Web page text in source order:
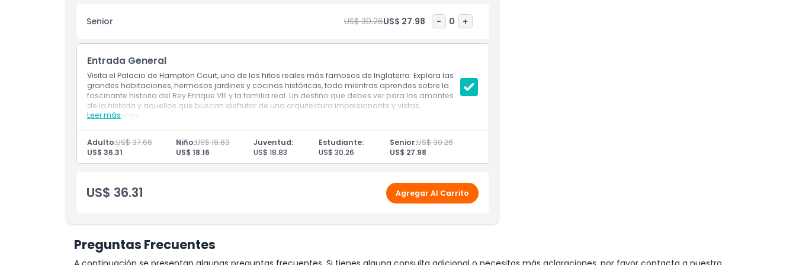
Horario de Apertura
Cosas a Saber
Ubicación
Política de Cancelación
Senior US$ 30.26US$ 27.98 - 0 +
Entrada General
Visita el Palacio de Hampton Court, uno de los hitos reales más famosos de Inglaterra. Explora las
grandes habitaciones, hermosos jardines y cocinas históricas, todo mientras aprendes sobre la
fascinante historia del Rey Enrique VIII y la familia real. Un destino que debes ver para los amantes
de la historia y aquellos que buscan disfrutar de una arquitectura impresionante y vistas
panorámicas.
Leer más
Adulto:US$ 37.66
US$ 36.31
Niño:US$ 18.83
US$ 18.16
Juventud:
US$ 18.83
Estudiante:
US$ 30.26
Senior:US$ 30.26
US$ 27.98
US$ 36.31 Agregar Al Carrito
Preguntas Frecuentes